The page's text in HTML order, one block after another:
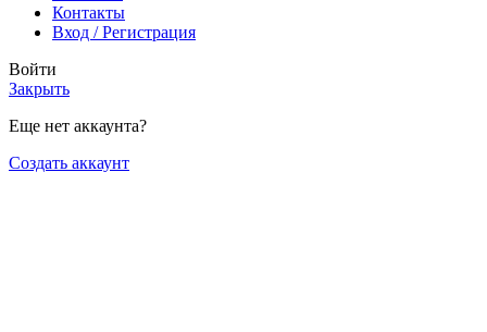
Контакты
Вход / Регистрация
Войти
Закрыть
Еще нет аккаунта?
Создать аккаунт